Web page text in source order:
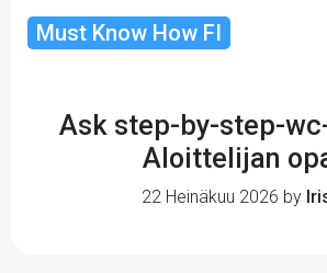
Must Know How FI
Ask step-by-step-
Aloittelijan
22 Heinäkuu 2026 by